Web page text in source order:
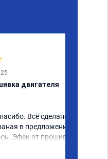
двигателя
Всё сделано на
в предложение на
Эфек от прошивки
начала движения,